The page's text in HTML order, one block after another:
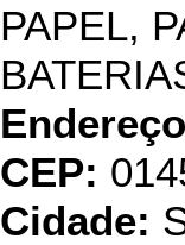
PAPEL,
CEP:
Cidade: